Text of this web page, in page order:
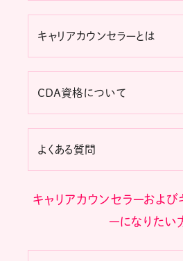
キャリアカウンセラーとは
CDA資格について
よくある質問
キャリアカウンセラーおよび
ーになりたい